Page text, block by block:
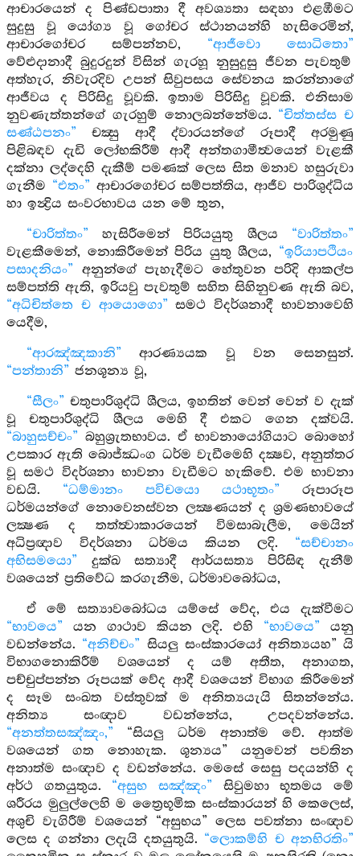
ආචාරයෙන් ද පිණ්ඩපාතා දී අවශ්‍යතා සඳහා එළඹීමට
සුදුසු වූ යෝග්‍ය වූ ගෝචර ස්ථානයන්හි හැසිරෙමින්,
ආචාරගෝචර සම්පන්නව, “ආජීවො සොධිතො”
වේළුදානාදී බුදුරදුන් විසින් ගැරහූ නුසුදුසු ජීවන පැවතුම්
අත්හැර, නිවැරදිව උපන් සිවුපසය සේවනය කරන්නාගේ
ආජීවය ද පිරිසිදු වූවකි. ඉතාම පිරිසිදු වූවකි. එනිසාම
නුවණැත්තන්ගේ ගැරහුම් නොලබන්නේමය. “චිත්තස්ස ච
සණ්ඨපනං” චක්‍සු ආදී ද්වාරයන්ගේ රූපාදී අරමුණු
පිළිබඳව දැඩි ලෝභකිරීම් ආදී අන්තගාමීත්‍වයෙන් වැළකී
දක්නා ලද්දෙහි දැකීම් පමණක් ලෙස සිත මනාව හසුරුවා
ගැනීම “එතං” ආචාරගෝචර සම්පත්තිය, ආජීව පාරිශුද්ධිය
හා ඉන්‍ද්‍රිය සංවරභාවය යන මේ තුන,
“චාරිත්තං” හැසිරීමෙන් පිරියයුතු ශීලය “වාරිත්තං”
වැළකීමෙන්, නොකිරීමෙන් පිරිය යුතු ශීලය, “ඉරියාපථියං
පසාදනියං” අනුන්ගේ පැහැදීමට හේතුවන පරිදි ආකල්ප
සම්පත්ති ඇති, ඉරියවු පැවතුම් සහිත සිහිනුවණ ඇති බව,
“අධිචිත්තෙ ච ආයොගො” සමථ විදර්ශනාදී භාවනාවෙහි
යෙදීම,
“ආරඤ්ඤකානි” ආරණ්‍යයක වූ වන සෙනසුන්.
“පන්තානි” ජනශූන්‍ය වූ,
“සීලං” චතුපාරිශුද්ධි ශීලය, ඉහතින් වෙන් වෙන් ව දැක්
වූ චතුපාරිශුද්ධි ශීලය මෙහි දී එකට ගෙන දක්වයි.
“බාහුසච්චං” බහුශ්‍රැතභාවය. ඒ භාවනායෝගියාට බොහෝ
උපකාර ඇති බොජ්ඣංග ධර්ම වැඩීමෙහි දක්‍ෂව, අනුත්තර
වූ සමථ විදර්ශනා භාවනා වැඩීමට හැකිවේ. එම භාවනා
වඩයි. “ධම්මානං පවිචයො යථාභූතං” රූපාරූප
ධර්මයන්ගේ නොවෙනස්වන ලක්‍ෂණයන් ද ශ්‍රමණභාවයේ
ලක්‍ෂණ ද තත්ත්‍වාකාරයෙන් විමසාබැලීම, මෙයින්
අධිප්‍රඥාව විදර්ශනා ධර්මය කියන ලදි. “සච්චානං
අභිසමයො” දුක්ඛ සත්‍යාදී ආර්යසත්‍ය පිරිසිඳ දැනීම්
වශයෙන් ප්‍රතිවේධ කරගැනීම, ධර්මාවබෝධය,
ඒ මේ සත්‍යාවබෝධය යම්සේ වේද, එය දැක්වීමට
“භාවයෙ” යන ගාථාව කියන ලදි. එහි “භාවයෙ” යනු
වඩන්නේය. “අනිච්චං” සියලු සංස්කාරයෝ අනිත්‍යයහ” යි
විභාගනොකිරීම් වශයෙන් ද යම් අතීත, අනාගත,
පච්චුප්පන්න රූපයක් වේද ආදී වශයෙන් විභාග කිරීමෙන්
ද සෑම සංඛත වස්තුවක් ම අනිත්‍යයැයි සිතන්නේය.
අනිත්‍ය සංඥාව වඩන්නේය, උපදවන්නේය.
“අනත්තසඤ්ඤං,” “සියලු ධර්ම අනාත්ම වේ. ආත්ම
වශයෙන් ගත නොහැක. ශූන්‍යය” යනුවෙන් පවතින
අනාත්ම සංඥාව ද වඩන්නේය. මෙසේ සෙසු පදයන්හි ද
අර්ථ ගතයුතුය. “අසුභ සඤ්ඤං” සිවුමහා භූතමය මේ
ශරීරය මුලුල්ලෙහි ම ත්‍රෛභූමික සංස්කාරයන් හි කෙලෙස්,
අශුචි වැගිරීම් වශයෙන් “අසුභය” ලෙස පවත්නා සංඥාව
ලෙස ද ගන්නා ලදැයි දතයුතුයි. “ලොකම්හි ච අනභිරතිං”